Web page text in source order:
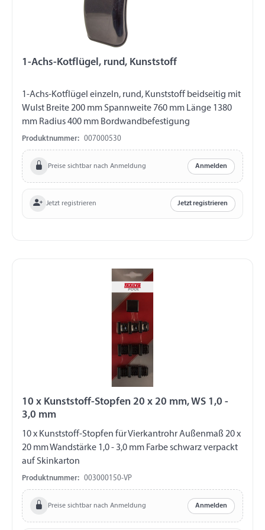
1-Achs-Kotflügel, rund, Kunststoff
1-Achs-Kotflügel einzeln, rund, Kunststoff beidseitig mit
Wulst Breite 200 mm Spannweite 760 mm Länge 1380
mm Radius 400 mm Bordwandbefestigung
Produktnummer: 007000530
Preise sichtbar nach Anmeldung Anmelden
Jetzt registrieren Jetzt registrieren
10 x Kunststoff-Stopfen 20 x 20 mm, WS 1,0 -
3,0 mm
10 x Kunststoff-Stopfen für Vierkantrohr Außenmaß 20 x
20 mm Wandstärke 1,0 - 3,0 mm Farbe schwarz verpackt
auf Skinkarton
Produktnummer: 003000150-VP
Preise sichtbar nach Anmeldung Anmelden